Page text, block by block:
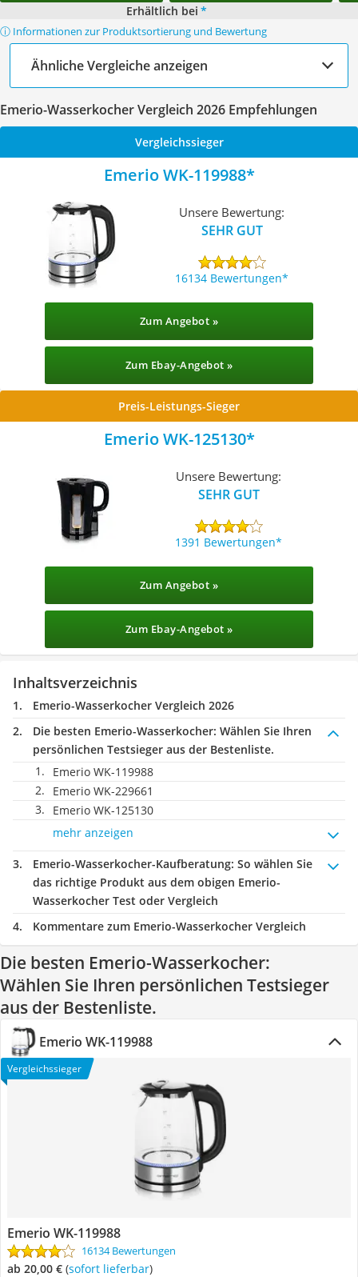
Erhältlich bei *
ⓘ Informationen zur Produktsortierung und Bewertung
Ähnliche Vergleiche anzeigen
Emerio-Wasserkocher Vergleich 2026 Empfehlungen
Vergleichssieger
Emerio WK-119988
Unsere Bewertung:
SEHR GUT
16134 Bewertungen
Zum Angebot »
Zum Ebay-Angebot »
Preis-Leistungs-Sieger
Emerio WK-125130
Unsere Bewertung:
SEHR GUT
1391 Bewertungen
Zum Angebot »
Zum Ebay-Angebot »
Inhaltsverzeichnis
Emerio-Wasserkocher Vergleich 2026
Die besten Emerio-Wasserkocher: Wählen Sie Ihren
persönlichen Testsieger aus der Bestenliste.
Emerio WK-119988
Emerio WK-229661
Emerio WK-125130
mehr anzeigen
Emerio-Wasserkocher-Kaufberatung: So wählen Sie
das richtige Produkt aus dem obigen Emerio-
Wasserkocher Test oder Vergleich
Kommentare zum Emerio-Wasserkocher Vergleich
Die besten Emerio-Wasserkocher:
Wählen Sie Ihren persönlichen Testsieger
aus der Bestenliste.
Emerio WK-119988
Vergleichssieger
Emerio WK-119988
16134 Bewertungen
ab 20,00 € ( Sofort lieferbar)